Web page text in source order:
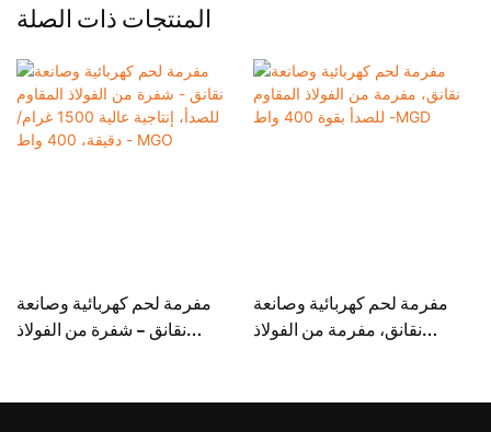
المنتجات ذات الصلة
مفرمة لحم كهربائية وصانعة
نقانق - شفرة من الفولاذ
MGO
مفرمة لحم كهربائية وصانعة
نقانق، مفرمة من الفولاذ